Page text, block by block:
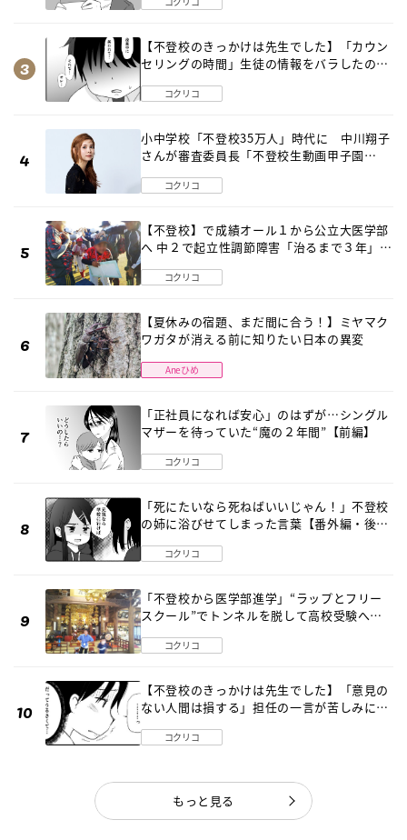
【不登校のきっかけは先生でした】「カウン
セリングの時間」生徒の情報をバラしたの
コクリコ
小中学校「不登校35万人」時代に 中川翔子
さんが審査委員長「不登校生動画甲子園
コクリコ
【不登校】で成績オール１から公立大医学部
へ 中２で起立性調節障害「治るまで３年」の
コクリコ
【夏休みの宿題、まだ間に合う！】ミヤマク
ワガタが消える前に知りたい日本の異変
Aneひめ
「正社員になれば安心」のはずが…シングル
マザーを待っていた“魔の２年間”【前編】
コクリコ
「死にたいなら死ねばいいじゃん！」不登校
の姉に浴びせてしまった言葉【番外編・後
コクリコ
「不登校から医学部進学」“ラップとフリー
スクール”でトンネルを脱して高校受験へ
コクリコ
【不登校のきっかけは先生でした】「意見の
ない人間は損する」担任の一言が苦しみに…
コクリコ
もっと見る